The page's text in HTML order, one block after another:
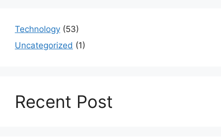
Technology (53)
Uncategorized (1)
Recent Post